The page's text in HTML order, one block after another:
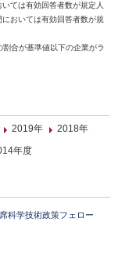
ては有効回答者数が規定人
おいては有効回答者数が規
合が基準値以下の企業がラ
2019年
2018年
年度
科学技術政策フェロー